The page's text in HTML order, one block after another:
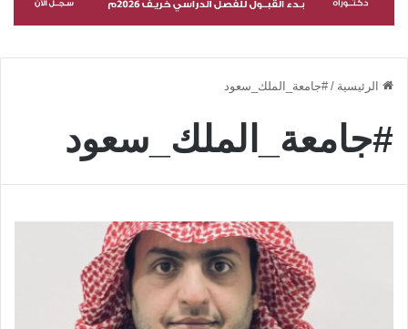
الرئيسية / #جامعة_الملك_سعود
#جامعة_الملك_سعود